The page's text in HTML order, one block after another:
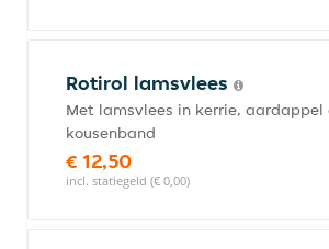
Rotirol lamsvlees
Met lamsvlees in kerrie, aardappel
kousenband
€ 12,50
incl. statiegeld (€ 0,00)